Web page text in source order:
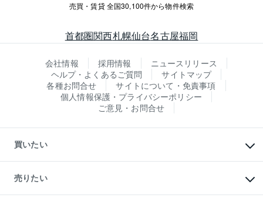
売買・賃貸 全国30,100件から物件検索
首都圏関西札幌仙台名古屋福岡
会社情報 採用情報
ニュースリリース
ヘルプ・よくあるご質問
サイトマップ
各種お問合せ
サイトについて・免責事項
個人情報保護・プライバシーポリシー
ご意見・お問合せ
買いたい
新築・分譲マンションの購入
中古マンションの購入
一戸建ての購入
売りたい